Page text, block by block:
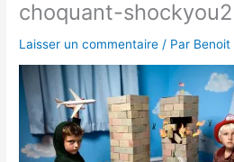
choquant-shockyou2
Laisser un commentaire / Par Benoit